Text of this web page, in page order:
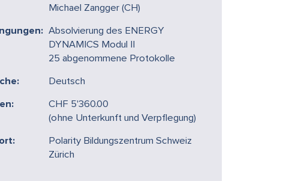
Michael Zangger (CH)
Absolvierung des ENERGY
DYNAMICS Modul II
25 abgenommene Protokolle
Deutsch
CHF 5'360.00
(ohne Unterkunft und Verpflegung)
Polarity Bildungszentrum Schweiz
Zürich